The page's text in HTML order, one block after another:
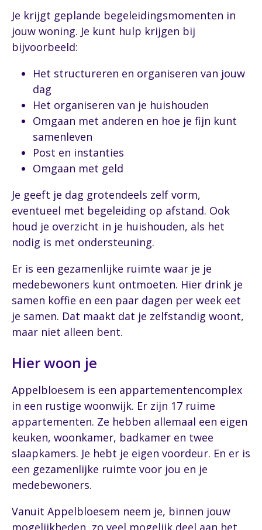
Je krijgt geplande begeleidingsmomenten in
jouw woning. Je kunt hulp krijgen bij
bijvoorbeeld:
Het structureren en organiseren van jouw
dag
Het organiseren van je huishouden
Omgaan met anderen en hoe je fijn kunt
samenleven
Post en instanties
Omgaan met geld
Je geeft je dag grotendeels zelf vorm,
eventueel met begeleiding op afstand. Ook
houd je overzicht in je huishouden, als het
nodig is met ondersteuning.
Er is een gezamenlijke ruimte waar je je
medebewoners kunt ontmoeten. Hier drink je
samen koffie en een paar dagen per week eet
je samen. Dat maakt dat je zelfstandig woont,
maar niet alleen bent.
Hier woon je
Appelbloesem is een appartementencomplex
in een rustige woonwijk. Er zijn 17 ruime
appartementen. Ze hebben allemaal een eigen
keuken, woonkamer, badkamer en twee
slaapkamers. Je hebt je eigen voordeur. En er is
een gezamenlijke ruimte voor jou en je
medebewoners.
Vanuit Appelbloesem neem je, binnen jouw
mogelijkheden, zo veel mogelijk deel aan het